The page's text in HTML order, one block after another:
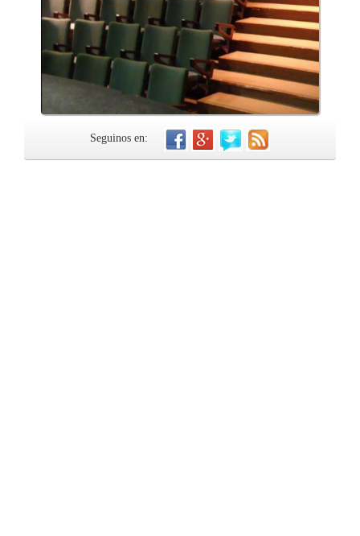
Seguinos en: